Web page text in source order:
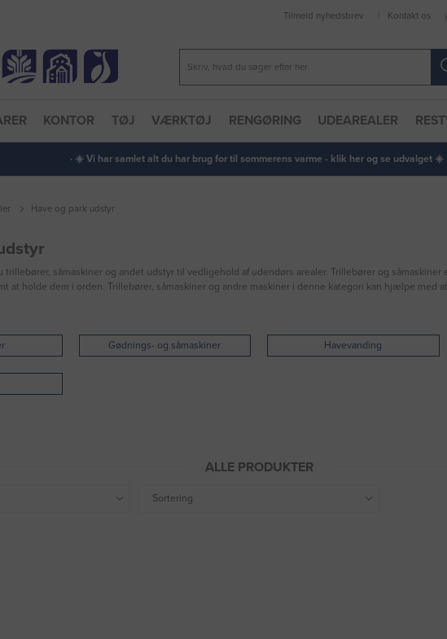
Tilmeld nyhedsbrev Kontakt os
KONTOR TØJ VÆRKTØJ RENGØRING UDEAREALER
· ☀️ Vi har samlet alt du har brug for til sommerens varme - klik her og se udvalget ☀️ ·
Have og park udstyr
trillebører, såmaskiner og andet udstyr til vedligehold af udendørs arealer. Trillebører og
at holde dem i orden. Trillebører, såmaskiner og andre maskiner i denne kategori kan hjælpe
Gødnings- og såmaskiner Havevanding
ALLE PRODUKTER
Sortering